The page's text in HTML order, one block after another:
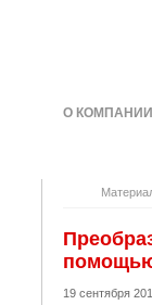
О
19 сентября